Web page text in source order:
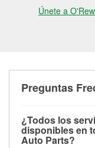
Únete a
Preguntas
¿Todos los
disponibles en
Auto Parts?